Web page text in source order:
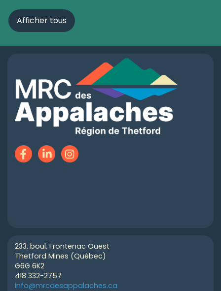
Afficher tous
233, boul. Frontenac Ouest
Thetford Mines (Québec)
G6G 6K2
418 332-2757
info@mrcdesappalaches.ca